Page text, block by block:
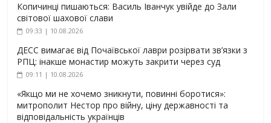
Копичинці пишаються: Василь Іванчук увійде до Зали
світової шахової слави
09:33 | 10.08.2026
ДЕСС вимагає від Почаївської лаври розірвати зв’язки з
РПЦ: інакше монастир можуть закрити через суд
09:11 | 10.08.2026
«Якщо ми не хочемо зникнути, повинні боротися»:
митрополит Нестор про війну, ціну державності та
відповідальність українців